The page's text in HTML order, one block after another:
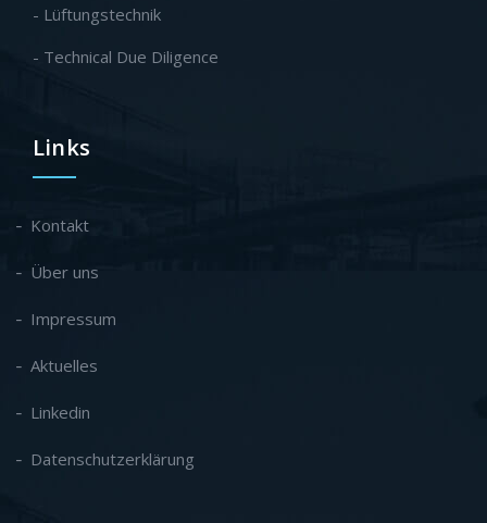
- Lüftungstechnik
- Technical Due Diligence
Links
Kontakt
Über uns
Impressum
Aktuelles
Linkedin
Datenschutzerklärung